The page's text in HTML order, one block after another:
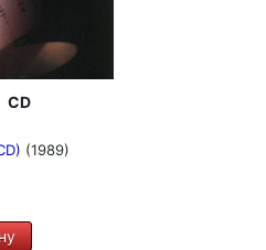
CD
(1989)